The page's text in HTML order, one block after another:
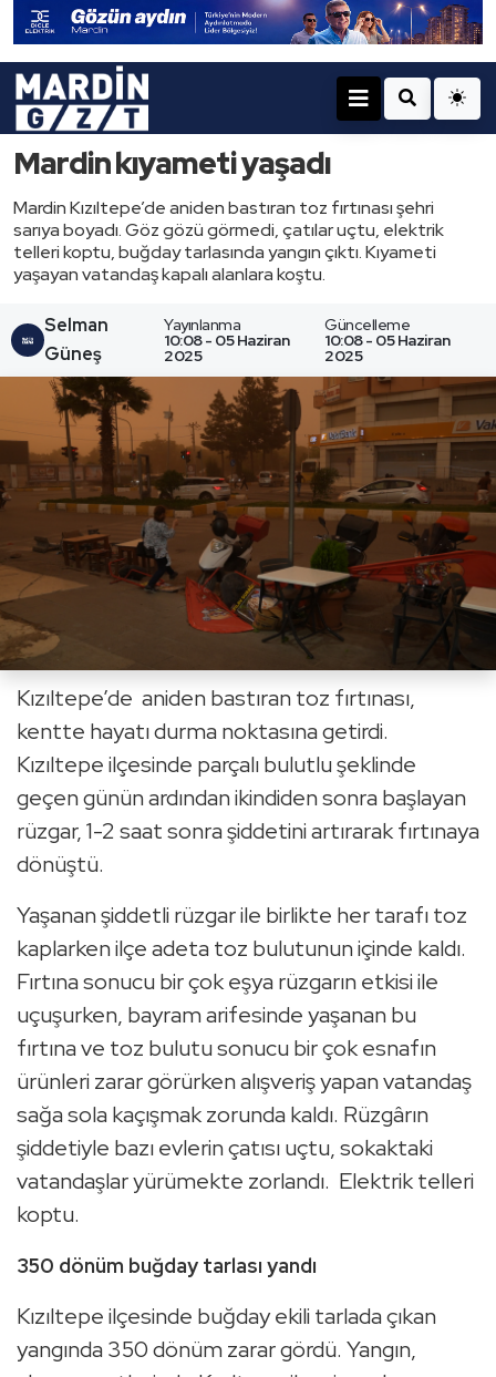
Mardin kıyameti yaşadı
Mardin Kızıltepe’de aniden bastıran toz fırtınası şehri
sarıya boyadı. Göz gözü görmedi, çatılar uçtu, elektrik
telleri koptu, buğday tarlasında yangın çıktı. Kıyameti
yaşayan vatandaş kapalı alanlara koştu.
Selman
Güneş
Yayınlanma
10:08 - 05 Haziran
2025
Güncelleme
10:08 - 05 Haziran
2025
Kızıltepe’de aniden bastıran toz fırtınası,
kentte hayatı durma noktasına getirdi.
Kızıltepe ilçesinde parçalı bulutlu şeklinde
geçen günün ardından ikindiden sonra başlayan
rüzgar, 1-2 saat sonra şiddetini artırarak fırtınaya
dönüştü.
Yaşanan şiddetli rüzgar ile birlikte her tarafı toz
kaplarken ilçe adeta toz bulutunun içinde kaldı.
Fırtına sonucu bir çok eşya rüzgarın etkisi ile
uçuşurken, bayram arifesinde yaşanan bu
fırtına ve toz bulutu sonucu bir çok esnafın
ürünleri zarar görürken alışveriş yapan vatandaş
sağa sola kaçışmak zorunda kaldı. Rüzgârın
şiddetiyle bazı evlerin çatısı uçtu, sokaktaki
vatandaşlar yürümekte zorlandı. Elektrik telleri
koptu.
350 dönüm buğday tarlası yandı
Kızıltepe ilçesinde buğday ekili tarlada çıkan
yangında 350 dönüm zarar gördü. Yangın,